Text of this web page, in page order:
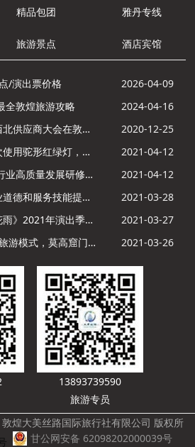
精品包团 雅丹专线
旅游景点 酒店宾馆
/演出票价格
2026-04-09
全敦煌旅游攻略
2024-04-16
敦煌市旅行社协会首届西北供应商大会在敦煌召开
2020-12-25
鸣沙山月牙泉景区：首次使用驼形红绿灯，骆驼“看驼灯绿了”走起来
2021-04-12
酒泉市2021年文化旅游行业高质量发展研修提升培训班敦煌分训点开班
2021-04-12
敦煌市文化旅游行业职业道德和服务技能提升导游专项培训成功举办
2021-03-28
关于大型情景剧《丝路花雨》2021年演出季开演的通知
2021-03-27
4月起，敦煌市进入夏季旅游模式，莫高窟门票价格调整
2021-03-26
13893739590
旅游专员
煌大美丝路国际旅行社有限公司 版权所
甘公网安备 62098202000039号